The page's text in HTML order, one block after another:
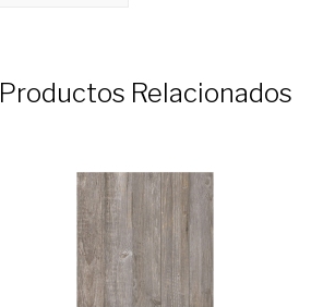
Productos Relacionados